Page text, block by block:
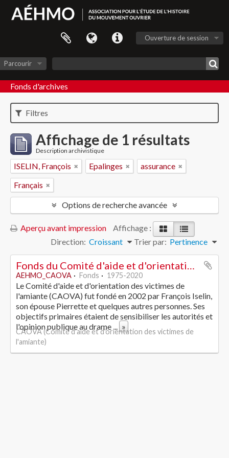
Ouverture de session
Parcourir
Fonds d'archives
Filtres
Affichage de 1 résultats
Description archivistique
ISELIN, François Epalinges
assurance
Français
Options de recherche avancée
Aperçu avant impression
Affichage :
Trier par: Pertinence
Direction: Croissant
Fonds du Comité d'aide et d'orientation des victimes de l'amiante
AEHMO_CAOVA Fonds 1975-2020
Le Comité d'aide et d'orientation des victimes de
l'amiante (CAOVA) fut fondé en 2002 par François Iselin,
son épouse Pierrette et quelques autres personnes. Ses
objectifs primaires étaient de sensibiliser les autorités et
l'opinion publique au drame... »
CAOVA (Comité d'aide et d'orientation des victimes de
l'amiante)